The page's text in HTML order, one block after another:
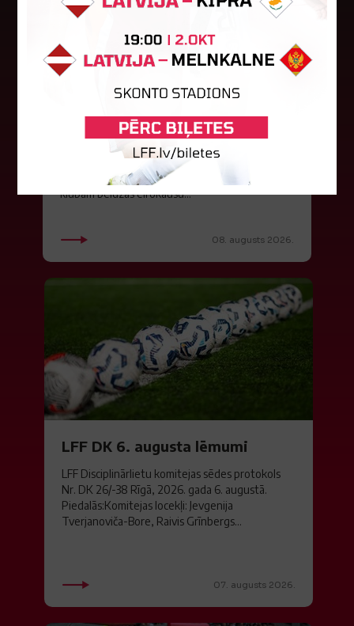
"Riga FC Women" beidz
vēsturisko eirokausu sezonu
Latvijas klubs "Riga FC Women" sestdien UEFA
Čempionu līgas kvalifikācijas otrajā kārtā ar 1:4
piekāpās Lietuvas "Gintra". Ar šo spēli Latvijas
klubam beidzās eirokausu...
08. augusts 2026.
LFF DK 6. augusta lēmumi
LFF Disciplinārlietu komitejas sēdes protokols
Nr. DK 26/-38 Rīgā, 2026. gada 6. augustā.
Piedalās:Komitejas locekļi: Jevgenija
Tverjanoviča-Bore, Raivis Grīnbergs...
07. augusts 2026.